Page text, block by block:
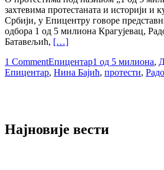
захтевима протестаната и историји и
Србији, у Епицентру говоре
одбора 1 од 5 милиона Крагујевац,
Батавељић, […]
1 CommentЕпицентар1 од 5 милиона,
Епицентар, Нина Бајић, протести,
Најновије вести